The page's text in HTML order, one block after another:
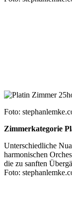
Foto:
Zimmerkategorie
Unterschiedliche
harmonischen
die zu sanften
Foto: